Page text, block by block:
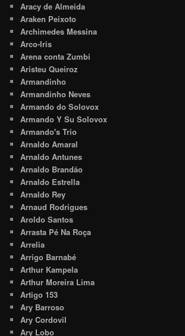
Aracy de Almeida
Araken Peixoto
Archimedes Messina
Arco-Iris
Arena conta Zumbi
Aristeu Queiroz
Armandinho
Armandinho Neves
Armando do Solovox
Armando Y Su Solovox
Armando's Trio
Arnaldo Amaral
Arnaldo Antunes
Arnaldo Brandão
Arnaldo Estrella
Arnaldo Rey
Arnaud Rodrigues
Aroldo Santos
Arrasta Pé Na Roça
Arrelia
Arrigo Barnabé
Arthur Kampela
Arthur Moreira Lima
Artigo 153
Ary Barroso
Ary Cordovil
Ary Lobo